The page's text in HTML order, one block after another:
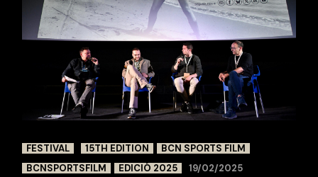
FESTIVAL 15TH EDITION
BCN SPORTS FILM
BCNSPORTSFILM
EDICIÓ 2025 19/02/2025